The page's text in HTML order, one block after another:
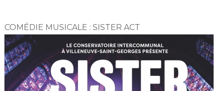
COMÉDIE MUSICALE : SISTER ACT